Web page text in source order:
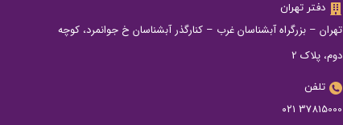
دفتر تهران
تهران – بزرگراه آبشناسان غرب – کنارگذر آبشناسان خ جوانمرد، کوچه
دوم، پلاک 2
تلفن
37815000 ۰۲۱